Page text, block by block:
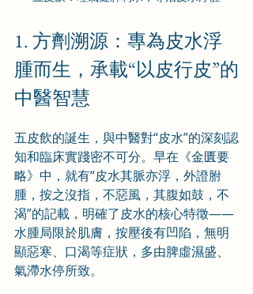
1. 方劑溯源：專為皮水浮
腫而生，承載“以皮行皮”的
中醫智慧
五皮飲的誕生，與中醫對“皮水”的深刻認
知和臨床實踐密不可分。早在《金匱要
略》中，就有“皮水其脈亦浮，外證胕
腫，按之沒指，不惡風，其腹如鼓，不
渴”的記載，明確了皮水的核心特徵——
水腫局限於肌膚，按壓後有凹陷，無明
顯惡寒、口渴等症狀，多由脾虛濕盛、
氣滯水停所致。